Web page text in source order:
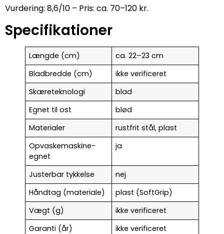
Vurdering: 8,6/10 – Pris: ca. 70–120 kr.
Specifikationer
Længde (cm)
ca. 22–23 cm
Bladbredde (cm)
ikke verificeret
Skæreteknologi
blad
Egnet til ost
blød
Materialer
rustfrit stål, plast
Opvaskemaskine-
egnet
ja
Justerbar tykkelse
nej
Håndtag (materiale)
plast (SoftGrip)
Vægt (g)
ikke verificeret
Garanti (år)
ikke verificeret